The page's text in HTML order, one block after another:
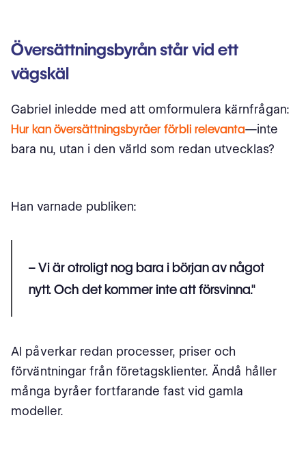
Översättningsbyrån står vid ett
vägskäl
Gabriel inledde med att omformulera kärnfrågan:
Hur kan översättningsbyråer förbli relevanta—inte
bara nu, utan i den värld som redan utvecklas?
Han varnade publiken:
– Vi är otroligt nog bara i början av något
nytt. Och det kommer inte att försvinna."
AI påverkar redan processer, priser och
förväntningar från företagsklienter. Ändå håller
många byråer fortfarande fast vid gamla
modeller.